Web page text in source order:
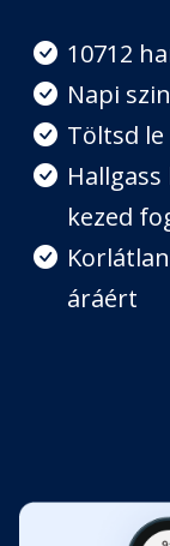
7. fejezet
állapotok"
Fejezet
8. fejezet
10.
Fejezet
10712
Napi
Töltsd
kezed
áráért